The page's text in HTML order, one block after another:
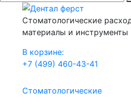
Стоматологические
материалы и инструменты
В корзине:
+7 (499) 460-43-41
Стоматологические